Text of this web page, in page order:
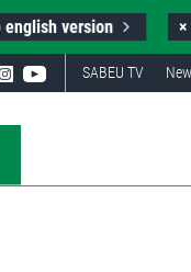
english version ×
SABEU TV